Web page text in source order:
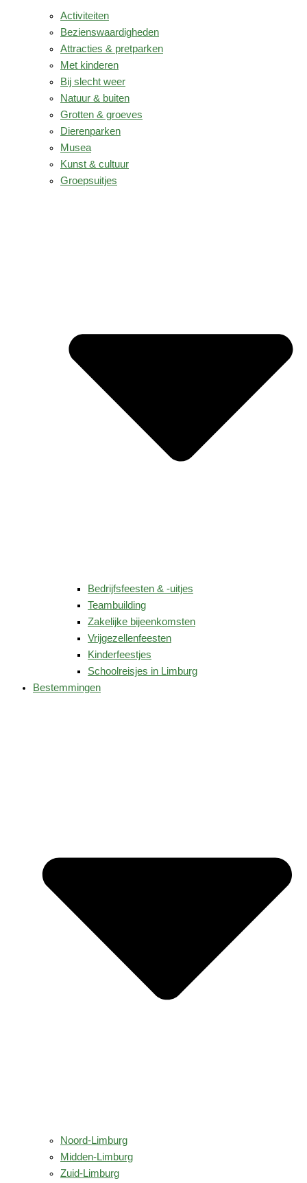
Activiteiten
Bezienswaardigheden
Attracties & pretparken
Met kinderen
Bij slecht weer
Natuur & buiten
Grotten & groeves
Dierenparken
Musea
Kunst & cultuur
Groepsuitjes
Bedrijfsfeesten & -uitjes
Teambuilding
Zakelijke bijeenkomsten
Vrijgezellenfeesten
Kinderfeestjes
Schoolreisjes in Limburg
Bestemmingen
Noord-Limburg
Midden-Limburg
Zuid-Limburg